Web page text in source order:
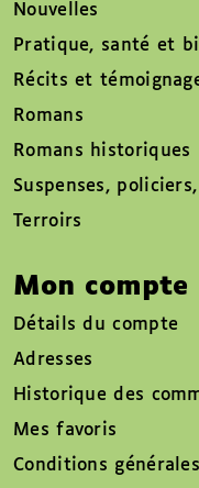
Nouvelles
Pratique, santé et
Récits et
Romans
Romans historiques
Suspenses,
Terroirs
Mon compte
Détails du compte
Adresses
Historique des
Mes favoris
Conditions